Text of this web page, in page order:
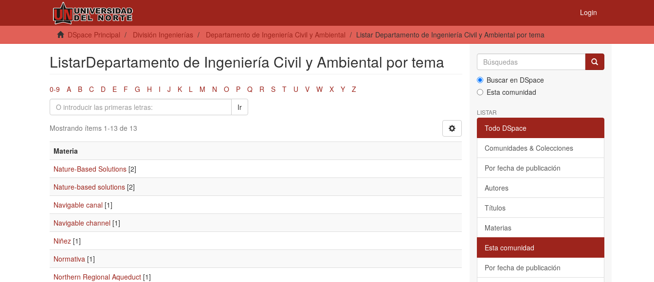
Login
DSpace Principal División Ingenierías Departamento de Ingeniería Civil y Ambiental Listar Departamento de Ingeniería Civil y Ambiental por tema
ListarDepartamento de Ingeniería Civil y Ambiental por tema
0-9 A B C D E F G H I J K L M N O P Q R S T U V W X Y
Z
Ir
Mostrando ítems 1-13 de 13
Materia
Nature-Based Solutions [2]
Nature-based solutions [2]
Navigable canal [1]
Navigable channel [1]
Niñez [1]
Normativa [1]
Northern Regional Aqueduct [1]
Buscar en DSpace
Esta comunidad
LISTAR
Todo DSpace
Comunidades & Colecciones
Por fecha de publicación
Autores
Títulos
Materias
Esta comunidad
Por fecha de publicación